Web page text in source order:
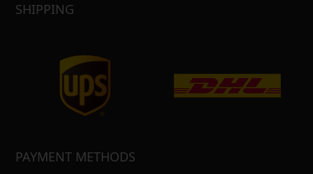
SHIPPING
PAYMENT METHODS